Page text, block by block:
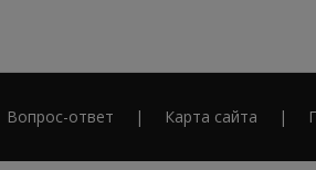
Footer
Вопрос-ответ Карта сайта